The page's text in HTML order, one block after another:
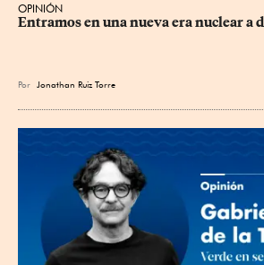
OPINIÓN
Entramos en una nueva era nuclear a
Por Jonathan Ruiz Torre